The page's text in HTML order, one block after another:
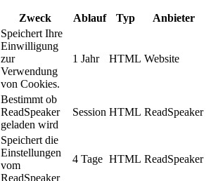
Zweck Ablauf Typ Anbieter
Speichert Ihre
Einwilligung
zur
Verwendung
von Cookies.
1 Jahr HTML Website
Bestimmt ob
ReadSpeaker
geladen wird
Session HTML ReadSpeaker
Speichert die
Einstellungen
vom
ReadSpeaker
4 Tage HTML ReadSpeaker